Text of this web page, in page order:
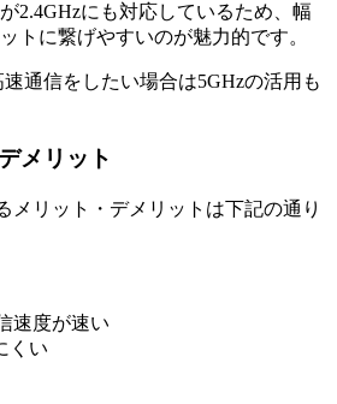
2.4GHzにも対応しているため、幅
トに繋げやすいのが魅力的です。
通信をしたい場合は5GHzの活用も
メリット
メリット・デメリットは下記の通り
速度が速い
くい